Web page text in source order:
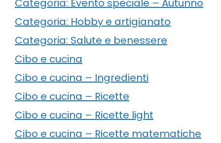
Categoria: Evento speciale – Autunno
Categoria: Hobby e artigianato
Categoria: Salute e benessere
Cibo e cucina
Cibo e cucina – Ingredienti
Cibo e cucina – Ricette
Cibo e cucina – Ricette light
Cibo e cucina – Ricette matematiche